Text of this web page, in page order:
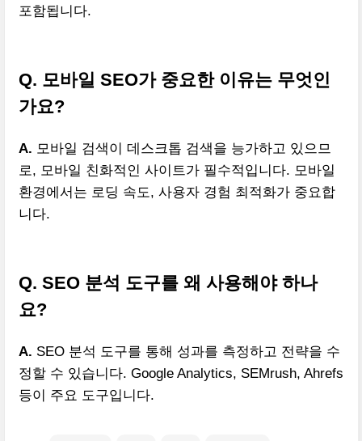
포함됩니다.
Q. 모바일 SEO가 중요한 이유는 무엇인
가요?
A. 모바일 검색이 데스크톱 검색을 능가하고 있으므
로, 모바일 친화적인 사이트가 필수적입니다. 모바일
환경에서는 로딩 속도, 사용자 경험 최적화가 중요합
니다.
Q. SEO 분석 도구를 왜 사용해야 하나
요?
A. SEO 분석 도구를 통해 성과를 측정하고 전략을 수
정할 수 있습니다. Google Analytics, SEMrush, Ahrefs
등이 주요 도구입니다.